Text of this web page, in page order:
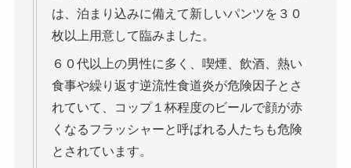
は、泊まり込みに備えて新しいパンツを３０
枚以上用意して臨みました。
６０代以上の男性に多く、喫煙、飲酒、熱い
食事や繰り返す逆流性食道炎が危険因子とさ
れていて、コップ１杯程度のビールで顔が赤
くなるフラッシャーと呼ばれる人たちも危険
とされています。